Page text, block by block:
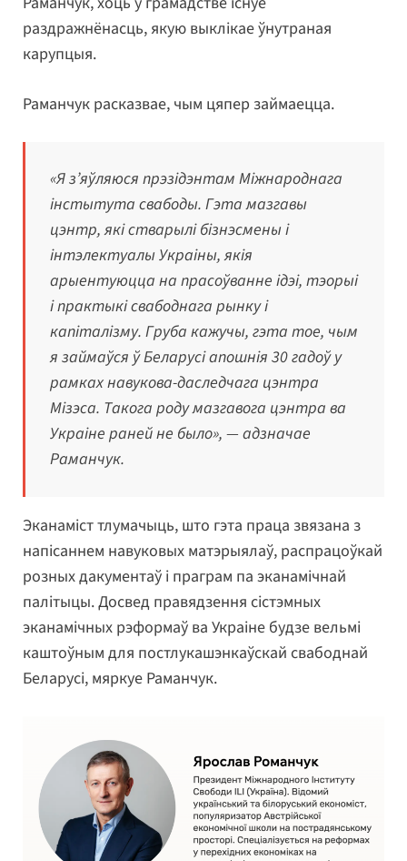
раздражнёнасць, якую выклікае ўнутраная
карупцыя.
Раманчук расказвае, чым цяпер займаецца.
«Я з’яўляюся прэзідэнтам Міжнароднага
інстытута свабоды. Гэта мазгавы
цэнтр, які стварылі бізнэсмены і
інтэлектуалы Украіны, якія
арыентуюцца на прасоўванне ідэі, тэорыі
і практыкі свабоднага рынку і
капіталізму. Груба кажучы, гэта тое, чым
я займаўся ў Беларусі апошнія 30 гадоў у
рамках навукова-даследчага цэнтра
Мізэса. Такога роду мазгавога цэнтра ва
Украіне раней не было», — адзначае
Раманчук.
Эканаміст тлумачыць, што гэта праца звязана з
напісаннем навуковых матэрыялаў, распрацоўкай
розных дакументаў і праграм па эканамічнай
палітыцы. Досвед правядзення сістэмных
эканамічных рэформаў ва Украіне будзе вельмі
каштоўным для постлукашэнкаўскай свабоднай
Беларусі, мяркуе Раманчук.